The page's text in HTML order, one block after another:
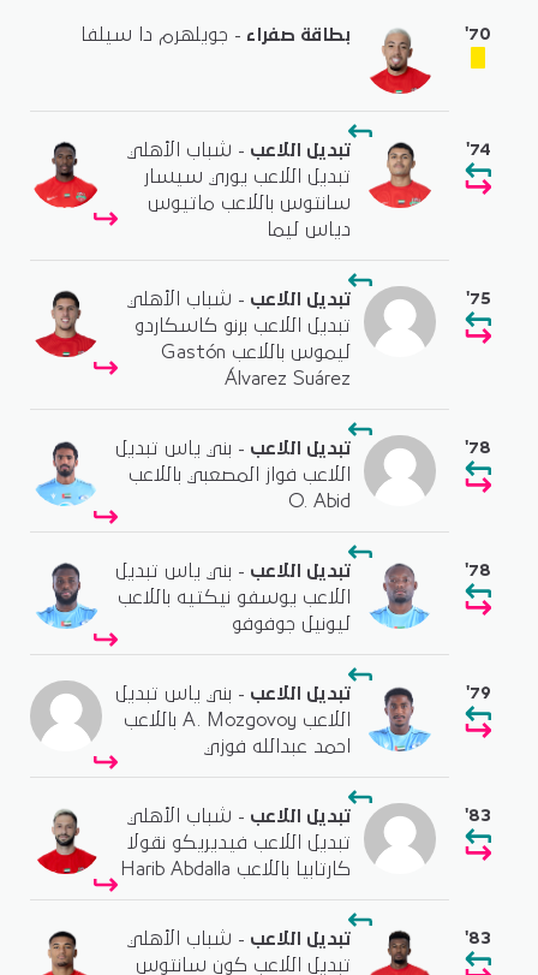
'70 بطاقة صفراء - جويلهرم دا سيلفا
'74 تبديل اللاعب - شباب الأهلي
تبديل اللاعب يوري سيسار
سانتوس باللاعب ماتيوس
دياس ليما
'75 تبديل اللاعب - شباب الأهلي
تبديل اللاعب برنو كاسكاردو
ليموس باللاعب Gastón
Álvarez Suárez
'78 تبديل اللاعب - بني ياس تبديل
اللاعب فواز المصعبي باللاعب
O. Abid
'78 تبديل اللاعب - بني ياس تبديل
اللاعب يوسفو نيكتيه باللاعب
ليونيل جوفوفو
'79 تبديل اللاعب - بني ياس تبديل
اللاعب A. Mozgovoy باللاعب
احمد عبدالله فوزي
'83 تبديل اللاعب - شباب الأهلي
تبديل اللاعب فيديريكو نقولا
كارتابيا باللاعب Harib Abdalla
'83 تبديل اللاعب - شباب الأهلي
تبديل اللاعب كون سانتوس